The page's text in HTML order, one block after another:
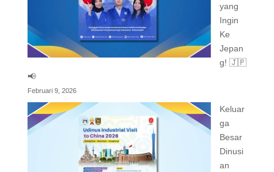
yang
Ingin
Ke
Jepan
g! 🇯🇵
📢
Februari 9, 2026
Keluar
ga
Besar
Dinusi
an